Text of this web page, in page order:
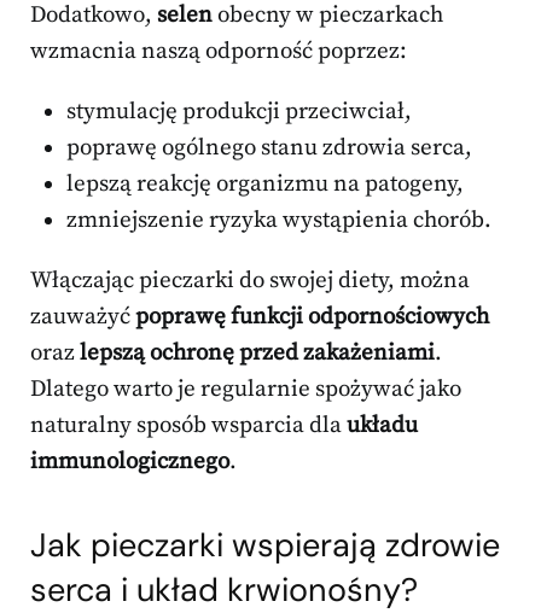
Dodatkowo, selenobecny w pieczarkach
wzmacnia naszą odporność poprzez:
stymulację produkcji przeciwciał,
poprawę ogólnego stanu zdrowia serca,
lepszą reakcję organizmu na patogeny,
zmniejszenie ryzyka wystąpienia chorób.
Włączając pieczarki do swojej diety, można
zauważyćpoprawę funkcji odpornościowych
orazlepszą ochronę przed zakażeniami.
Dlatego warto je regularnie spożywać jako
naturalny sposób wsparcia dlaukładu
immunologicznego.
Jak pieczarki wspierają zdrowie
serca i układ krwionośny?